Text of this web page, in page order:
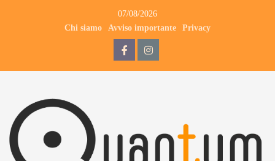
07/08/2026
Chi siamo
Avviso importante Privacy